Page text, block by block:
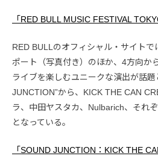
「RED BULL MUSIC FESTIVAL
RED BULLのオフィシャル・サイト
ポート（写真付き）のほか、4方向か
ライブを楽しむユニークな演出が話題
JUNCTION”から、KICK THE CAN
ラ、中田ヤスタカ、Nulbarich、それ
となっている。
「SOUND JUNCTION：KICK THE